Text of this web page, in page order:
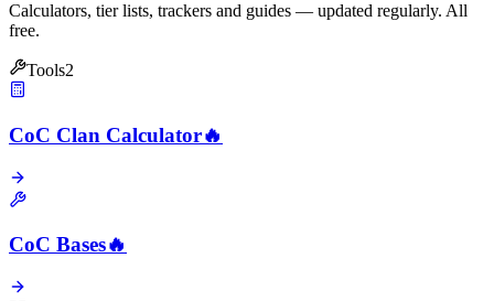
Calculators, tier lists, trackers and guides — updated regularly. All
free.
Tools2
CoC Clan Calculator🔥
CoC Bases🔥